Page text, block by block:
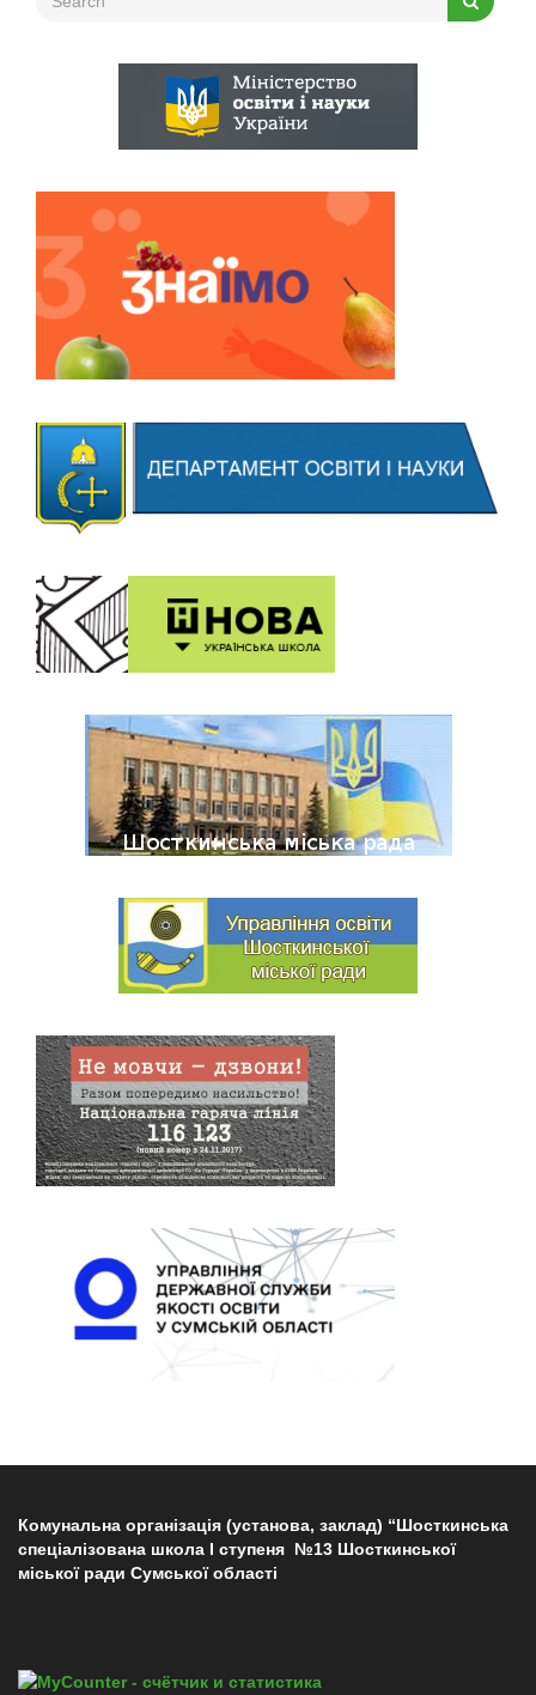
Комунальна організація (установа, заклад) “Шосткинська
спеціалізована школа І ступеня №13 Шосткинської
міської ради Сумської області